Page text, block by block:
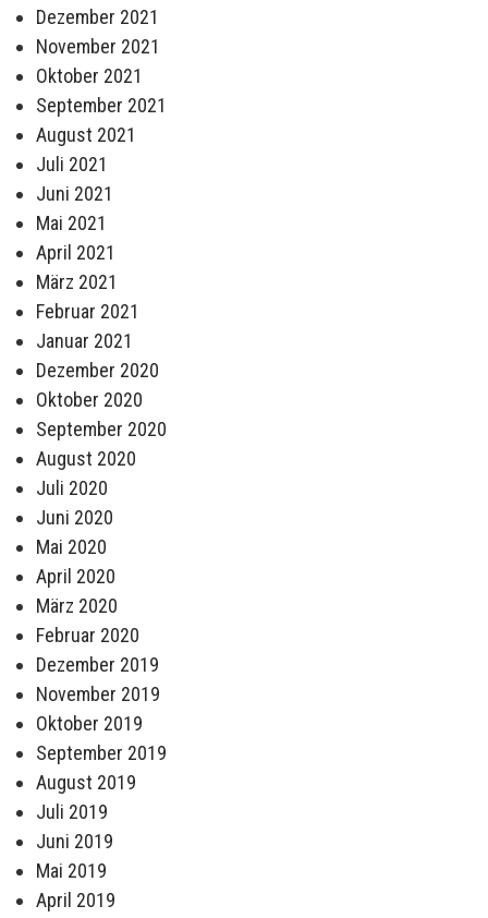
Dezember 2021
November 2021
Oktober 2021
September 2021
August 2021
Juli 2021
Juni 2021
Mai 2021
April 2021
März 2021
Februar 2021
Januar 2021
Dezember 2020
Oktober 2020
September 2020
August 2020
Juli 2020
Juni 2020
Mai 2020
April 2020
März 2020
Februar 2020
Dezember 2019
November 2019
Oktober 2019
September 2019
August 2019
Juli 2019
Juni 2019
Mai 2019
April 2019